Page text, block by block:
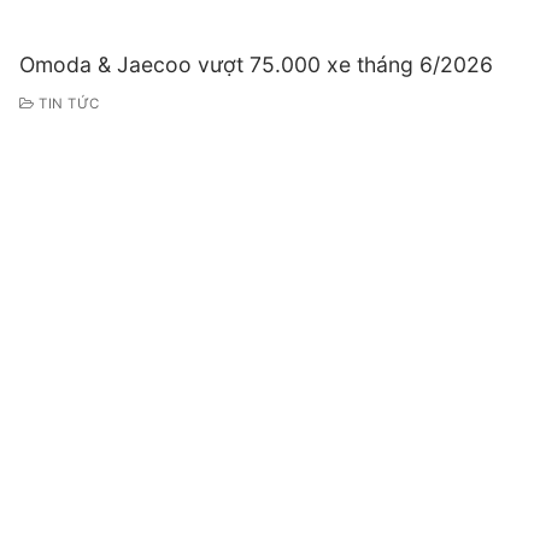
Omoda & Jaecoo vượt 75.000 xe tháng 6/2026
TIN TỨC